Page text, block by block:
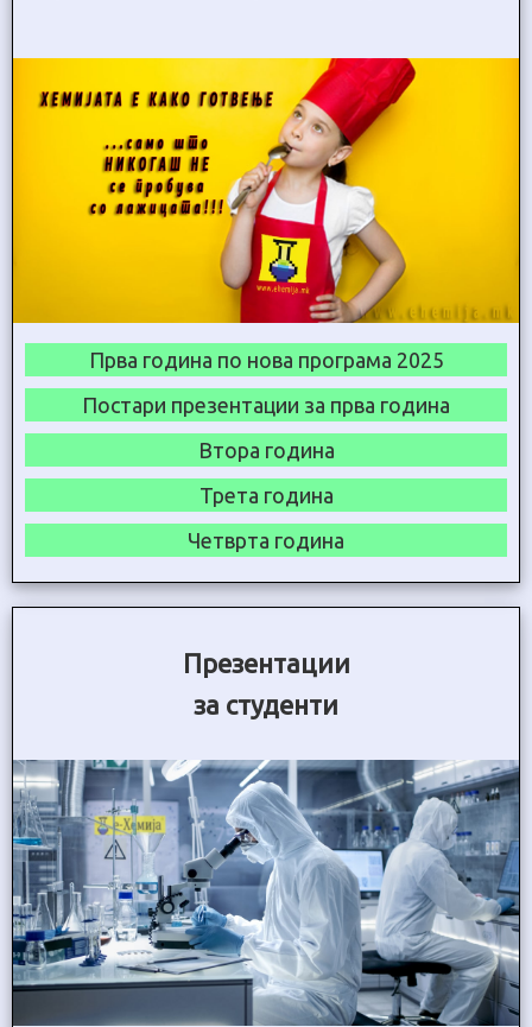
Прва година по нова програма 2025
Постари презентации за прва година
Втора година
Трета година
Четврта година
Презентации
за студенти